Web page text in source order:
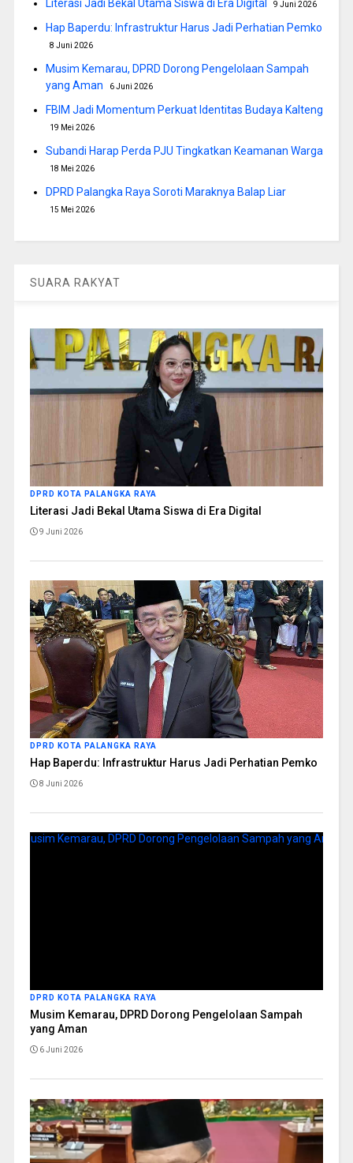
Literasi Jadi Bekal Utama Siswa di Era Digital 9 Juni 2026
Hap Baperdu: Infrastruktur Harus Jadi Perhatian Pemko
8 Juni 2026
Musim Kemarau, DPRD Dorong Pengelolaan Sampah
yang Aman
6 Juni 2026
FBIM Jadi Momentum Perkuat Identitas Budaya Kalteng
19 Mei 2026
Subandi Harap Perda PJU Tingkatkan Keamanan Warga
18 Mei 2026
DPRD Palangka Raya Soroti Maraknya Balap Liar
15 Mei 2026
SUARA RAKYAT
DPRD KOTA PALANGKA RAYA
Literasi Jadi Bekal Utama Siswa di Era Digital
9 Juni 2026
DPRD KOTA PALANGKA RAYA
Hap Baperdu: Infrastruktur Harus Jadi Perhatian Pemko
8 Juni 2026
DPRD KOTA PALANGKA RAYA
Musim Kemarau, DPRD Dorong Pengelolaan Sampah
yang Aman
6 Juni 2026